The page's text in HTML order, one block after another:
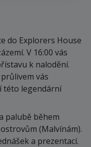
do Explorers House
V 16:00 vás
k nalodění.
vás
této legendární
palubě během
(Malvínám).
a prezentací.